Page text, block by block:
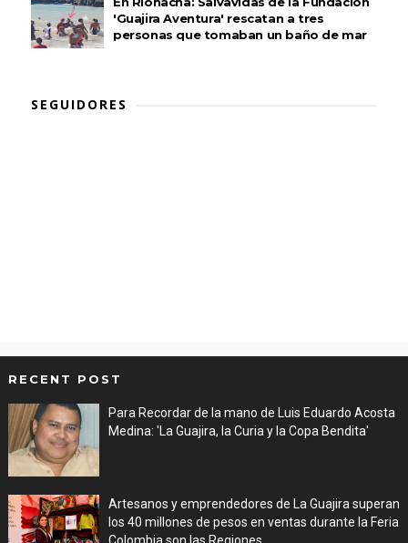
'Guajira Aventura' rescatan a tres
personas que tomaban un baño de mar
SEGUIDORES
RECENT POST
Para Recordar de la mano de Luis Eduardo Acosta
Medina: 'La Guajira, la Curia y la Copa Bendita'
Artesanos y emprendedores de La Guajira superan
los 40 millones de pesos en ventas durante la Feria